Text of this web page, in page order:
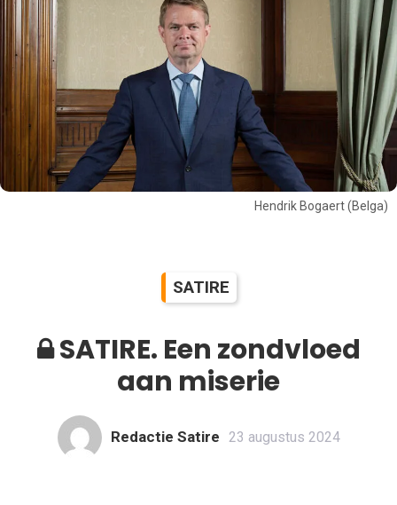
Hendrik Bogaert (Belga)
SATIRE
SATIRE. Een zondvloed
aan miserie
Redactie Satire 23 augustus 2024